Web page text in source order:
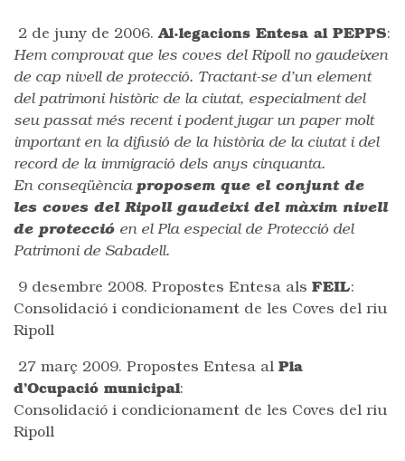
2 de juny de 2006.Al·legacions Entesa al PEPPS:
Hem comprovat que les coves del Ripoll no gaudeixen
de cap nivell de protecció. Tractant-se d’un element
del patrimoni històric de la ciutat, especialment del
seu passat més recent i podent jugar un paper molt
important en la difusió de la història de la ciutat i del
record de la immigració dels anys cinquanta.
En conseqüència proposem que el conjunt de
les coves del Ripoll gaudeixi del màxim nivell
de protecció en el Pla especial de Protecció del
Patrimoni de Sabadell.
9 desembre 2008. Propostes Entesa als FEIL:
Consolidació i condicionament de les Coves del riu
Ripoll
27 març 2009. Propostes Entesa al Pla
d’Ocupació municipal:
Consolidació i condicionament de les Coves del riu
Ripoll